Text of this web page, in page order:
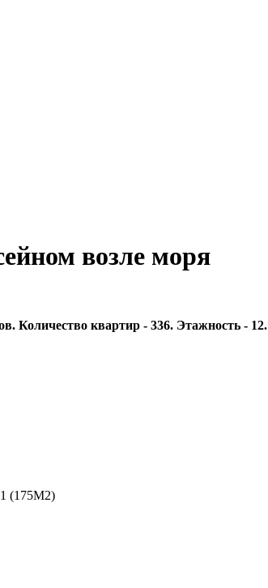
возле моря
Количество квартир - 336. Этажность - 12.
(175M2)